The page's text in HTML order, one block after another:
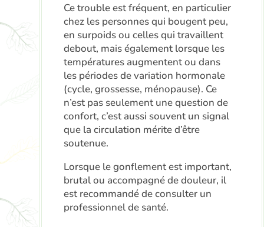
Ce trouble est fréquent, en particulier
chez les personnes qui bougent peu,
en surpoids ou celles qui travaillent
debout, mais également lorsque les
températures augmentent ou dans
les périodes de variation hormonale
(cycle, grossesse, ménopause). Ce
n’est pas seulement une question de
confort, c’est aussi souvent un signal
que la circulation mérite d’être
soutenue.
Lorsque le gonflement est important,
brutal ou accompagné de douleur, il
est recommandé de consulter un
professionnel de santé.